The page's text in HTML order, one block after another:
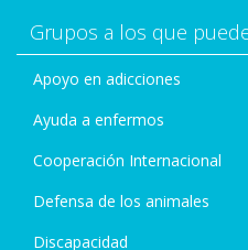
Grupos a los que
Apoyo en adicciones
Ayuda a enfermos
Cooperación Internacional
Defensa de los animales
Discapacidad